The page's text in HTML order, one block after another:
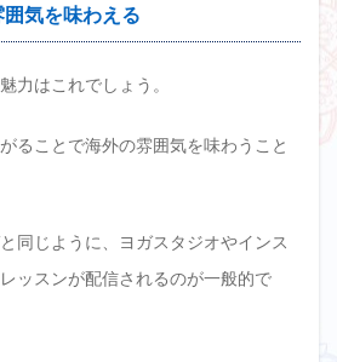
気を味わえる
力はこれでしょう。
ることで海外の雰囲気を味わうこと
同じように、ヨガスタジオやインス
ッスンが配信されるのが一般的で